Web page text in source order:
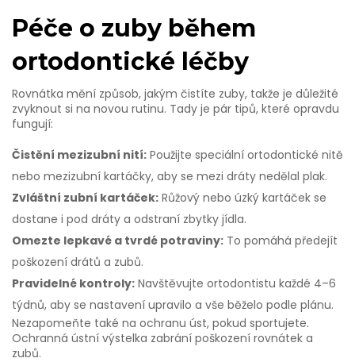
Péče o zuby během
ortodontické léčby
Rovnátka mění způsob, jakým čistíte zuby, takže je důležité
zvyknout si na novou rutinu. Tady je pár tipů, které opravdu
fungují:
Čistění mezizubní nití: Použijte speciální ortodontické nitě
nebo mezizubní kartáčky, aby se mezi dráty nedělal plak.
Zvláštní zubní kartáček: Růžový nebo úzký kartáček se
dostane i pod dráty a odstraní zbytky jídla.
Omezte lepkavé a tvrdé potraviny: To pomáhá předejít
poškození drátů a zubů.
Pravidelné kontroly: Navštěvujte ortodontistu každé 4–6
týdnů, aby se nastavení upravilo a vše běželo podle plánu.
Nezapomeňte také na ochranu úst, pokud sportujete.
Ochranná ústní výstelka zabrání poškození rovnátek a
zubů.